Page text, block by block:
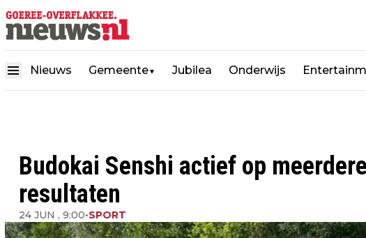
Nieuws Gemeente▼ Jubilea Onderwijs
Budokai Senshi actief op
resultaten
24 JUN , 9:00•SPORT